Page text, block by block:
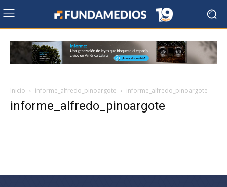
Inicio informe_alfredo_pinoargote informe_alfredo_pinoargote
informe_alfredo_pinoargote